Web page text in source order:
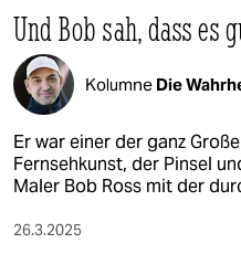
Und Bob sah, dass es
Kolumne Die
Er war einer der ganz
Fernsehkunst, der Pinsel
Maler Bob Ross mit der
26.3.2025